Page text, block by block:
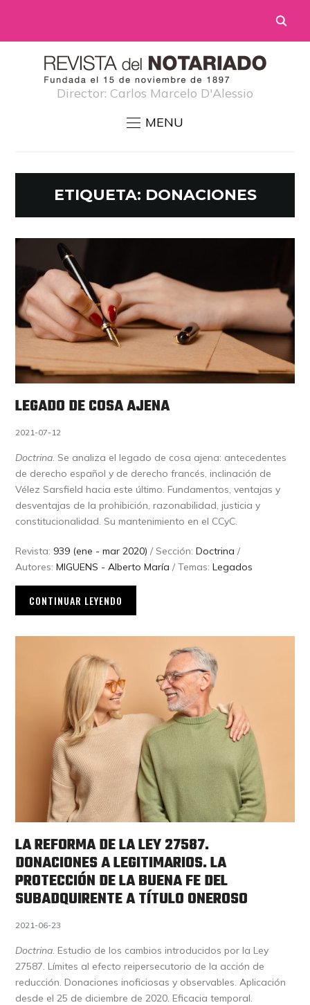
Director: Carlos Marcelo D'Alessio
MENU
ETIQUETA: DONACIONES
LEGADO DE COSA AJENA
2021-07-12
Doctrina. Se analiza el legado de cosa ajena: antecedentes
de derecho español y de derecho francés, inclinación de
Vélez Sarsfield hacia este último. Fundamentos, ventajas y
desventajas de la prohibición, razonabilidad, justicia y
constitucionalidad. Su mantenimiento en el CCyC.
Revista: 939 (ene - mar 2020) / Sección:Doctrina /
Autores:MIGUENS - Alberto María / Temas:Legados
CONTINUAR LEYENDO
LA REFORMA DE LA LEY 27587.
DONACIONES A LEGITIMARIOS. LA
PROTECCIÓN DE LA BUENA FE DEL
SUBADQUIRENTE A TÍTULO ONEROSO
2021-06-23
Doctrina. Estudio de los cambios introducidos por la Ley
27587. Límites al efecto reipersecutorio de la acción de
reducción. Donaciones inoficiosas y observables. Aplicación
desde el 25 de diciembre de 2020. Eficacia temporal.